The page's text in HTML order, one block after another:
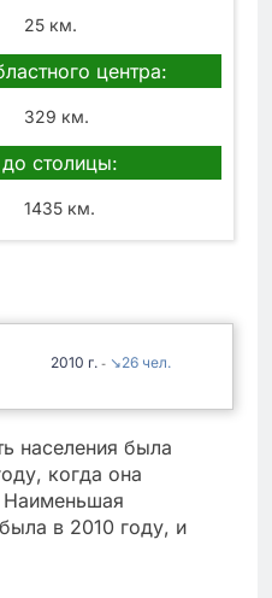
25 км.
центра:
329 км.
столицы:
1435 км.
2010 - ↘26
населения была
когда она
Наименьшая
в 2010 году, и